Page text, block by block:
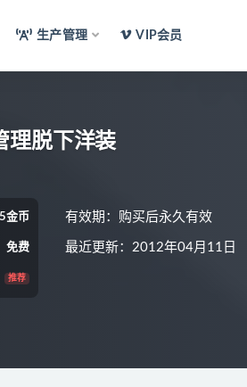
生产管理 VIP会员
理脱下洋装
5金币
免费
推荐
有效期：购买后永久有效
最近更新：2012年04月11日